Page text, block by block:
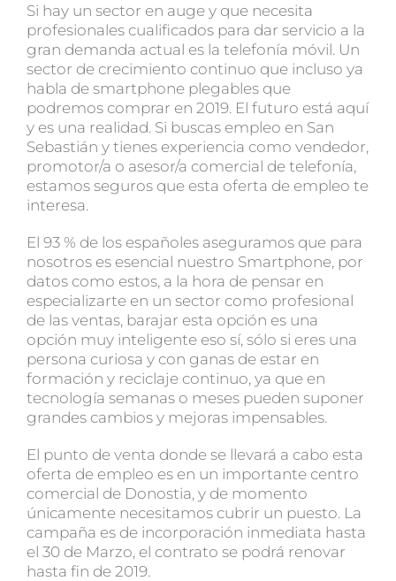
Si hay un sector en auge y que necesita
profesionales cualificados para dar servicio a la
gran demanda actual es la telefonía móvil. Un
sector de crecimiento continuo que incluso ya
habla de smartphone plegables que
podremos comprar en 2019. El futuro está aquí
y es una realidad. Si buscas empleo en San
Sebastián y tienes experiencia como vendedor,
promotor/a o asesor/a comercial de telefonía,
estamos seguros que esta oferta de empleo te
interesa.
El 93 % de los españoles aseguramos que para
nosotros es esencial nuestro Smartphone, por
datos como estos, a la hora de pensar en
especializarte en un sector como profesional
de las ventas, barajar esta opción es una
opción muy inteligente eso sí, sólo si eres una
persona curiosa y con ganas de estar en
formación y reciclaje continuo, ya que en
tecnología semanas o meses pueden suponer
grandes cambios y mejoras impensables.
El punto de venta donde se llevará a cabo esta
oferta de empleo es en un importante centro
comercial de Donostia, y de momento
únicamente necesitamos cubrir un puesto. La
campaña es de incorporación inmediata hasta
el 30 de Marzo, el contrato se podrá renovar
hasta fin de 2019.